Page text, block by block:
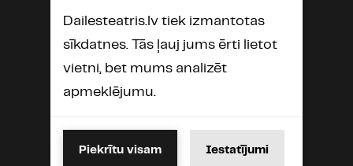
Dailesteatris.lv tiek izmantotas
sīkdatnes. Tās ļauj jums ērti lietot
vietni, bet mums analizēt
apmeklējumu.
Piekrītu visam Iestatījumi